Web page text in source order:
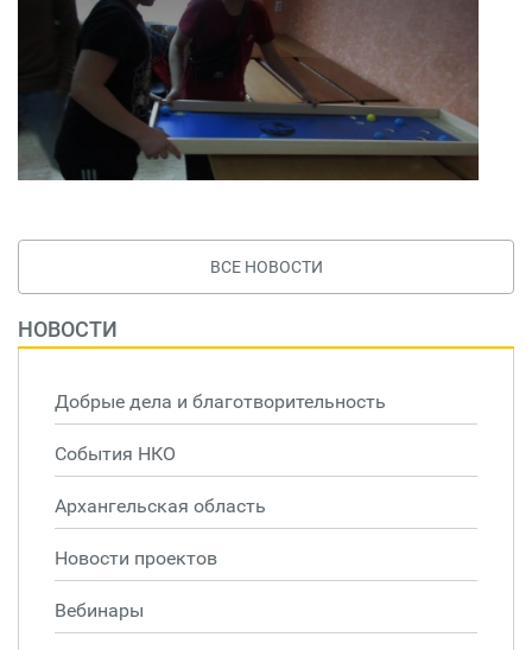
ВСЕ НОВОСТИ
НОВОСТИ
Добрые дела и благотворительность
События НКО
Архангельская область
Новости проектов
Вебинары